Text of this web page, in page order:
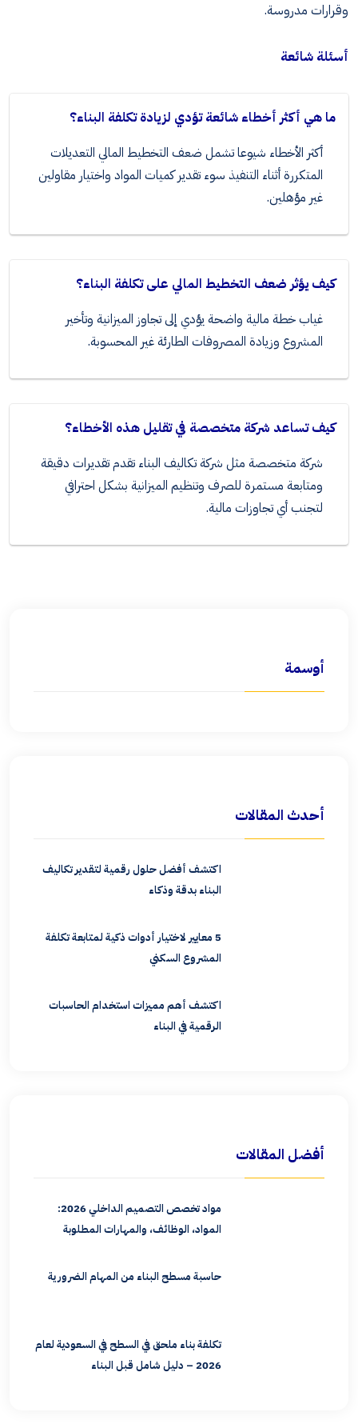
وقرارات مدروسة.
أسئلة شائعة
ما هي أكثر أخطاء شائعة تؤدي لزيادة تكلفة البناء؟
أكثر الأخطاء شيوعا تشمل ضعف التخطيط المالي التعديلات
المتكررة أثناء التنفيذ سوء تقدير كميات المواد واختيار مقاولين
غير مؤهلين.
كيف يؤثر ضعف التخطيط المالي على تكلفة البناء؟
غياب خطة مالية واضحة يؤدي إلى تجاوز الميزانية وتأخير
المشروع وزيادة المصروفات الطارئة غير المحسوبة.
كيف تساعد شركة متخصصة في تقليل هذه الأخطاء؟
شركة متخصصة مثل شركة تكاليف البناء تقدم تقديرات دقيقة
ومتابعة مستمرة للصرف وتنظيم الميزانية بشكل احترافي
لتجنب أي تجاوزات مالية.
أوسمة
أحدث المقالات
اكتشف أفضل حلول رقمية لتقدير تكاليف
البناء بدقة وذكاء
5 معايير لاختيار أدوات ذكية لمتابعة تكلفة
المشروع السكني
اكتشف أهم مميزات استخدام الحاسبات
الرقمية في البناء
أفضل المقالات
مواد تخصص التصميم الداخلي 2026:
المواد، الوظائف، والمهارات المطلوبة
حاسبة مسطح البناء من المهام الضرورية
تكلفة بناء ملحق في السطح في السعودية لعام
2026 – دليل شامل قبل البناء